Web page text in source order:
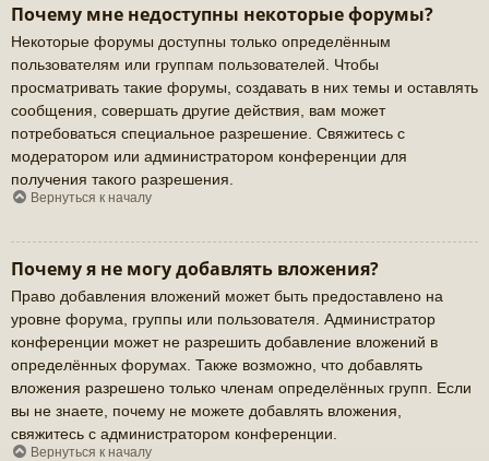
Почему мне недоступны некоторые форумы?
Некоторые форумы доступны только определённым
пользователям или группам пользователей. Чтобы
просматривать такие форумы, создавать в них темы и оставлять
сообщения, совершать другие действия, вам может
потребоваться специальное разрешение. Свяжитесь с
модератором или администратором конференции для
получения такого разрешения.
Вернуться к началу
Почему я не могу добавлять вложения?
Право добавления вложений может быть предоставлено на
уровне форума, группы или пользователя. Администратор
конференции может не разрешить добавление вложений в
определённых форумах. Также возможно, что добавлять
вложения разрешено только членам определённых групп. Если
вы не знаете, почему не можете добавлять вложения,
свяжитесь с администратором конференции.
Вернуться к началу